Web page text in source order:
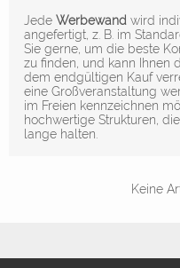
Jede Werbewand wird
angefertigt, z. B. im
Sie gerne, um die beste
zu finden, und kann Ihnen
dem endgültigen Kauf
eine Großveranstaltung
im Freien kennzeichnen
hochwertige Strukturen,
lange halten.
Keine